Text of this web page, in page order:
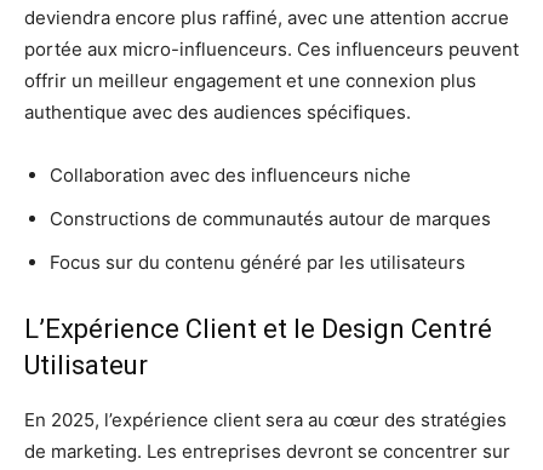
deviendra encore plus raffiné, avec une attention accrue
portée aux micro-influenceurs. Ces influenceurs peuvent
offrir un meilleur engagement et une connexion plus
authentique avec des audiences spécifiques.
Collaboration avec des influenceurs niche
Constructions de communautés autour de marques
Focus sur du contenu généré par les utilisateurs
L’Expérience Client et le Design Centré
Utilisateur
En 2025, l’expérience client sera au cœur des stratégies
de marketing. Les entreprises devront se concentrer sur